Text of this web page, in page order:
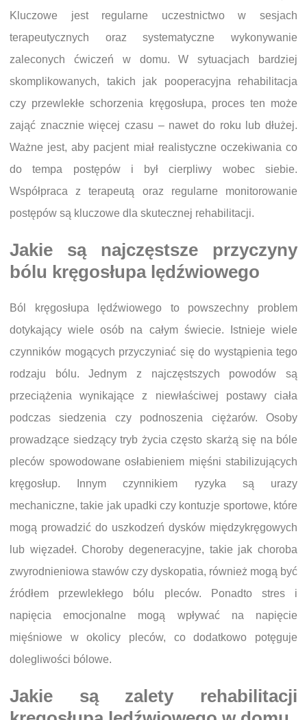
Kluczowe jest regularne uczestnictwo w sesjach
terapeutycznych oraz systematyczne wykonywanie
zaleconych ćwiczeń w domu. W sytuacjach bardziej
skomplikowanych, takich jak pooperacyjna rehabilitacja
czy przewlekłe schorzenia kręgosłupa, proces ten może
zająć znacznie więcej czasu – nawet do roku lub dłużej.
Ważne jest, aby pacjent miał realistyczne oczekiwania co
do tempa postępów i był cierpliwy wobec siebie.
Współpraca z terapeutą oraz regularne monitorowanie
postępów są kluczowe dla skutecznej rehabilitacji.
Jakie są najczęstsze przyczyny
bólu kręgosłupa lędźwiowego
Ból kręgosłupa lędźwiowego to powszechny problem
dotykający wiele osób na całym świecie. Istnieje wiele
czynników mogących przyczyniać się do wystąpienia tego
rodzaju bólu. Jednym z najczęstszych powodów są
przeciążenia wynikające z niewłaściwej postawy ciała
podczas siedzenia czy podnoszenia ciężarów. Osoby
prowadzące siedzący tryb życia często skarżą się na bóle
pleców spowodowane osłabieniem mięśni stabilizujących
kręgosłup. Innym czynnikiem ryzyka są urazy
mechaniczne, takie jak upadki czy kontuzje sportowe, które
mogą prowadzić do uszkodzeń dysków międzykręgowych
lub więzadeł. Choroby degeneracyjne, takie jak choroba
zwyrodnieniowa stawów czy dyskopatia, również mogą być
źródłem przewlekłego bólu pleców. Ponadto stres i
napięcia emocjonalne mogą wpływać na napięcie
mięśniowe w okolicy pleców, co dodatkowo potęguje
dolegliwości bólowe.
Jakie są zalety rehabilitacji